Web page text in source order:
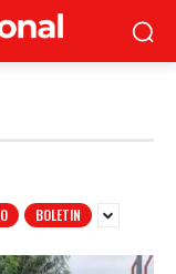
BOLETIN